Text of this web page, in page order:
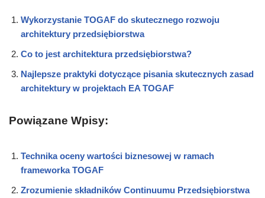
Wykorzystanie TOGAF do skutecznego rozwoju
architektury przedsiębiorstwa
Co to jest architektura przedsiębiorstwa?
Najlepsze praktyki dotyczące pisania skutecznych zasad
architektury w projektach EA TOGAF
Powiązane Wpisy:
Technika oceny wartości biznesowej w ramach
frameworka TOGAF
Zrozumienie składników Continuumu Przedsiębiorstwa